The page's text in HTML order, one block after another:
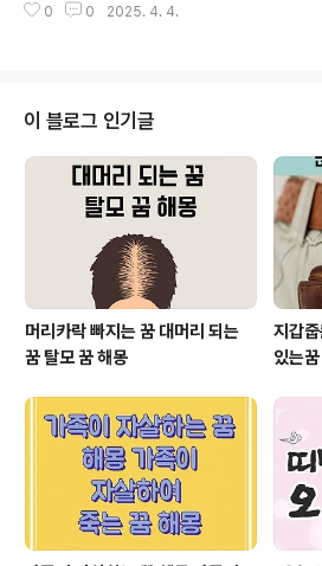
황을 나타낼 수 있습니다. ◆ 물꿈의 기본 해석꿈에
사주를 보았다면, 이는 자신의 인생에 대한 궁금증과
돌아보거나 미래에 대한 불안을 느끼고 있다는 신호
있다. 이 꿈은 몇 가지 방식으로 해석할 수 있다. ●
운명에 대한 궁금증과 고민사주를 본다는 것은 자신
명을 알고 싶다는 의미다. 현재 삶에서 중요한 결정
고 있거나, 앞으로의 일이 어떻게 전개될지 궁금한
일 가능성이 크다. 특히 새로..
0 0 2025. 4. 4.
이 블로그 인기글
머리카락 빠지는 꿈 대머리 되는
꿈 탈모 꿈 해몽
지갑
있는